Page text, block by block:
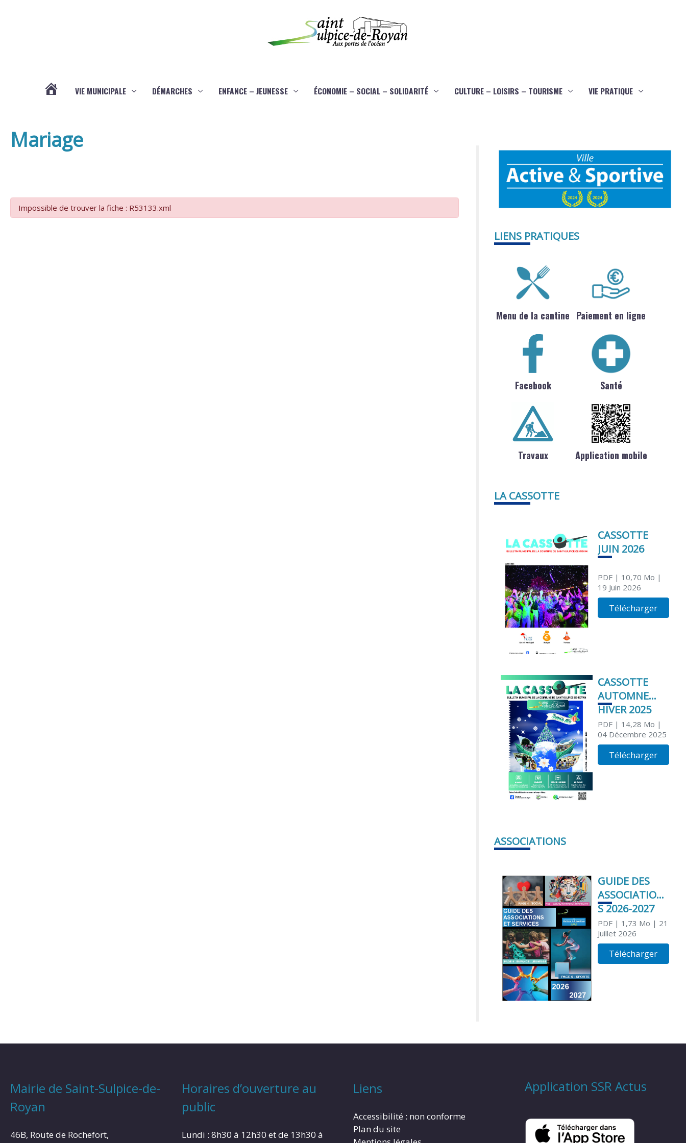
VIE MUNICIPALE DÉMARCHES ENFANCE – JEUNESSE ÉCONOMIE – SOCIAL – SOLIDARITÉ CULTURE – LOISIRS – TOURISME VIE PRATIQUE
Mariage
Impossible de trouver la fiche : R53133.xml
LIENS PRATIQUES
Menu de la cantine Paiement en ligne
Facebook Santé
Travaux Application mobile
LA CASSOTTE
CASSOTTE
JUIN 2026
PDF| 10,70 Mo |
19 Juin 2026
Télécharger
CASSOTTE
AUTOMNE
HIVER 2025
PDF| 14,28 Mo |
04 Décembre 2025
Télécharger
ASSOCIATIONS
GUIDE DES
ASSOCIATION
S 2026-2027
PDF| 1,73 Mo | 21
Juillet 2026
Télécharger
Mairie de Saint-Sulpice-de-
Royan
46B, Route de Rochefort,
Horaires d’ouverture au
public
Lundi : 8h30 à 12h30 et de 13h30 à
Liens
Accessibilité : non conforme
Plan du site
Application SSR Actus